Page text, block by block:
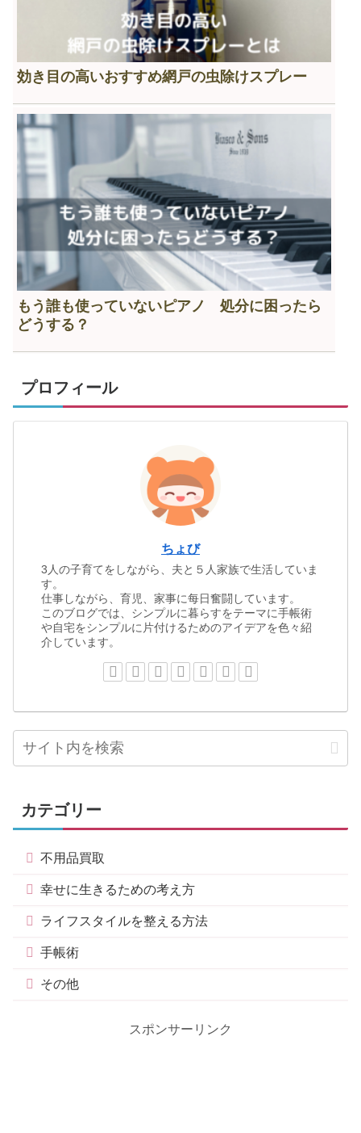
効き目の高いおすすめ網戸の虫除けスプレー
もう誰も使っていないピアノ 処分に困ったら
どうする？
プロフィール
ちょび
3人の子育てをしながら、夫と５人家族で生活していま
す。
仕事しながら、育児、家事に每日奮闘しています。
このブログでは、シンプルに暮らすをテーマに手帳術
や自宅をシンプルに片付けるためのアイデアを色々紹
介しています。
カテゴリー
不用品買取
幸せに生きるための考え方
ライフスタイルを整える方法
手帳術
その他
スポンサーリンク